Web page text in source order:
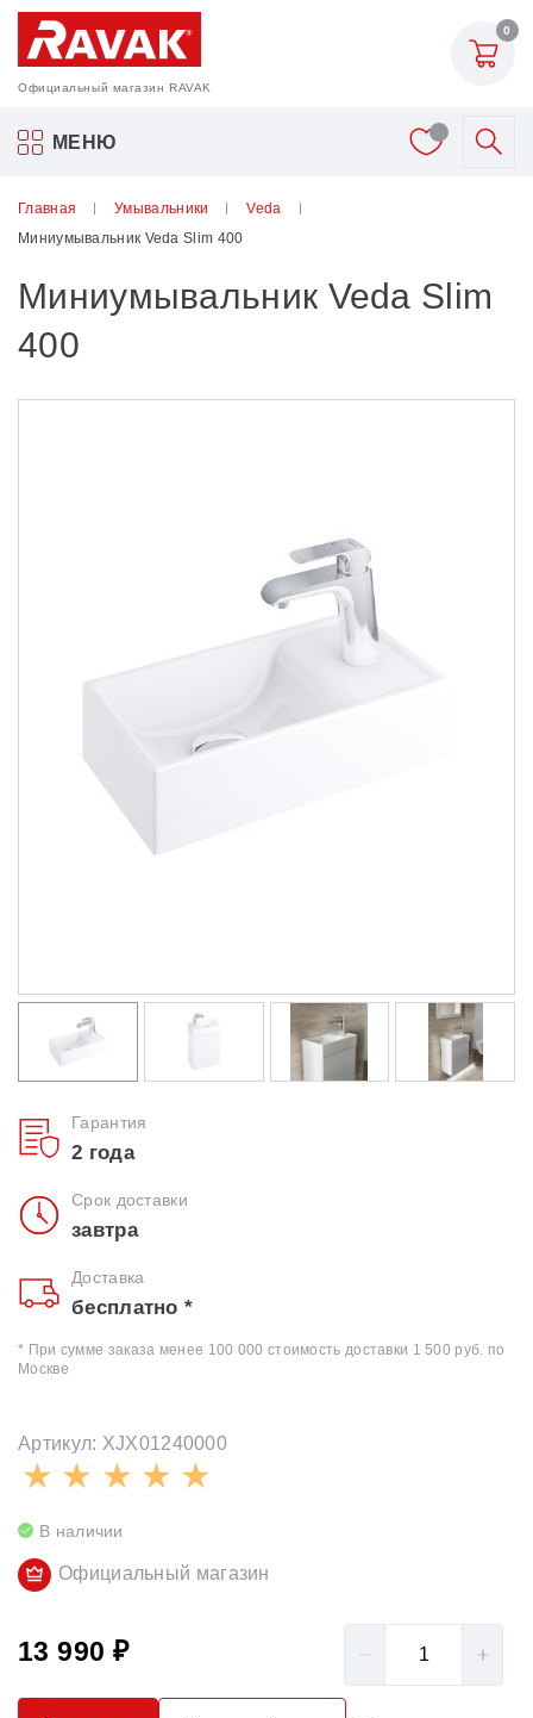
Официальный магазин RAVAK
0
МЕНЮ
Акриловые ванны Ravak
Поддоны для душа
Полотенцесушители
Гидромассаж для ванны
Средства ухода
Главная Умывальники
Veda
Миниумывальник Veda Slim 400
Миниумывальник Veda Slim
400
Гарантия
2 года
Срок доставки
завтра
Доставка
бесплатно *
* При сумме заказа менее 100 000 стоимость доставки 1 500 руб. по
Москве
Артикул: XJX01240000
В наличии
Официальный магазин
13 990 ₽